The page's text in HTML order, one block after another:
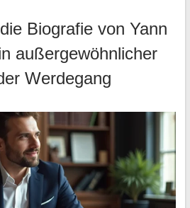
Biografie von Yann
außergewöhnlicher
Werdegang